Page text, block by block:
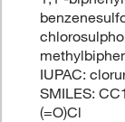
IUPAC:
SMILES:
(=O)Cl